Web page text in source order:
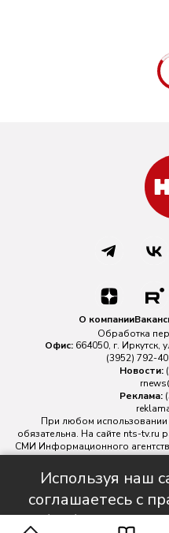
Используя наш
соглашаетесь с
обработки
О компании
Обработка
Офис: 664050, г. Иркутск,
(3952) 792-
Новости:
Реклама:
При любом использовании
обязательна. На сайте nts-tv.ru
СМИ Информационного
№ ФС 77 - 88763
надзору в сфере связи,
Главный редактор ИА "НТС"